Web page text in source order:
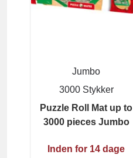
Jumbo
3000 Stykker
Puzzle Roll Mat up to
3000 pieces Jumbo
Inden for 14 dage